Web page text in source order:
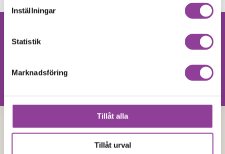
Inställningar
Statistik
Marknadsföring
Tillåt alla
Tillåt urval
Hittar du inte
Vi utför alla olika reparationer.
Kontakta oss
Lagamobilen Tjänster
Reparationer
Navigera
Våra
I samarbete